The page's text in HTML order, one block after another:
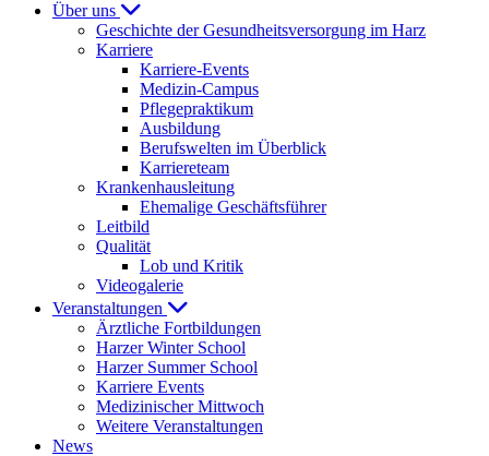
Über uns
Geschichte der Gesundheitsversorgung im Harz
Karriere
Karriere-Events
Medizin-Campus
Pflegepraktikum
Ausbildung
Berufswelten im Überblick
Karriereteam
Krankenhausleitung
Ehemalige Geschäftsführer
Leitbild
Qualität
Lob und Kritik
Videogalerie
Veranstaltungen
Ärztliche Fortbildungen
Harzer Winter School
Harzer Summer School
Karriere Events
Medizinischer Mittwoch
Weitere Veranstaltungen
News